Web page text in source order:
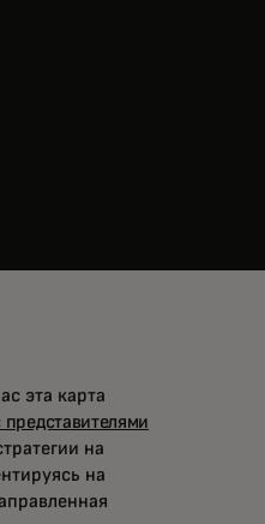
эта карта
представителями
на
на